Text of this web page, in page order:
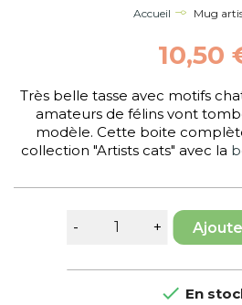
Accueil Mug
10,50
Très belle tasse avec motifs
amateurs de félins vont
modèle. Cette boite
collection "Artists cats" avec la
 En